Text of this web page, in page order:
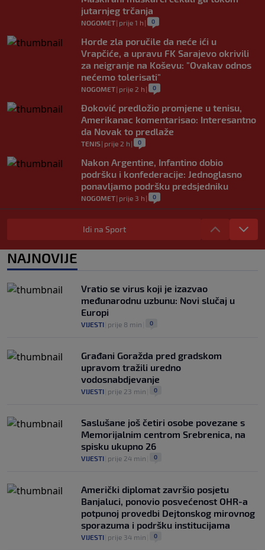
jutarnjeg trčanja
NOGOMET| prije 1 h | 0
Horde zla poručile da neće ići u
Vrapčiće, a upravu FK Sarajevo okrivili
za neigranje na Koševu: "Ovakav odnos
nećemo tolerisati"
NOGOMET| prije 2 h | 0
Đoković predložio promjene u tenisu,
Amerikanac komentarisao: Interesantno
da Novak to predlaže
TENIS| prije 2 h | 0
Nakon Argentine, Infantino dobio
podršku i konfederacije: Jednoglasno
ponavljamo podršku predsjedniku
NOGOMET| prije 3 h | 0
Tužne vijesti: Preminuo nekadašnji
prvak Jugoslavije
čak 50 miliona dolara
0
Idi na Sport
NAJNOVIJE
Vratio se virus koji je izazvao
međunarodnu uzbunu: Novi slučaj u
Europi
VIJESTI prije 8 min 0
Građani Goražda pred gradskom
upravom tražili uredno
vodosnabdjevanje
VIJESTI prije 23 min 0
Saslušane još četiri osobe povezane s
Memorijalnim centrom Srebrenica, na
spisku ukupno 26
VIJESTI prije 24 min 0
Američki diplomat završio posjetu
Banjaluci, ponovio posvećenost OHR-a
potpunoj provedbi Dejtonskog mirovnog
sporazuma i podršku institucijama
VIJESTI prije 34 min 0